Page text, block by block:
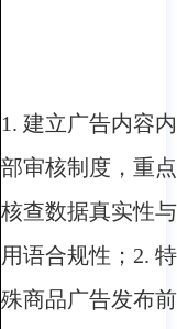
1. 建立广告内容内
部审核制度，重点
核查数据真实性与
用语合规性；2. 特
殊商品广告发布前